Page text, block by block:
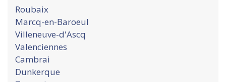
Roubaix
Marcq-en-Baroeul
Villeneuve-d'Ascq
Valenciennes
Cambrai
Dunkerque